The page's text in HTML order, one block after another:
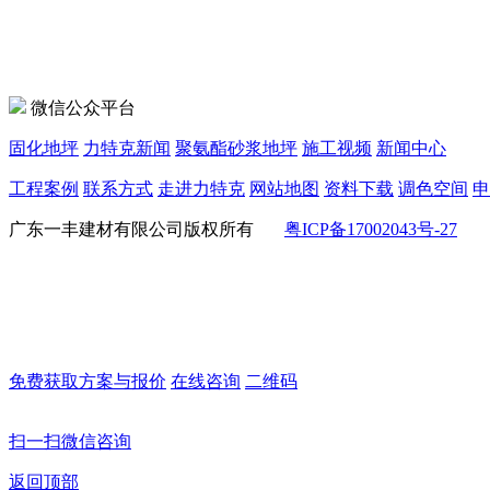
微信公众平台
固化地坪 力特克新闻 聚氨酯砂浆地坪 施工视频 新闻中心
工程案例 联系方式 走进力特克 网站地图 资料下载 调色空间
广东一丰建材有限公司版权所有 粤ICP备17002043号-27
免费获取方案与报价 在线咨询 二维码
扫一扫微信咨询
返回顶部